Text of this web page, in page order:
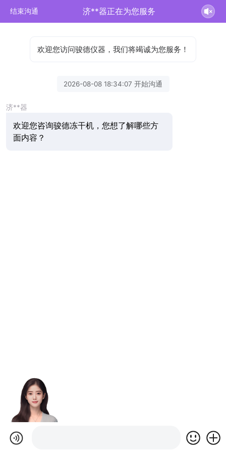
结束沟通 济**器正在为您服务
欢迎您访问骏德仪器，我们将竭诚为您服务！
2026-08-08 18:34:07 开始沟通
济**器
欢迎您咨询骏德冻干机，您想了解哪些方
面内容？